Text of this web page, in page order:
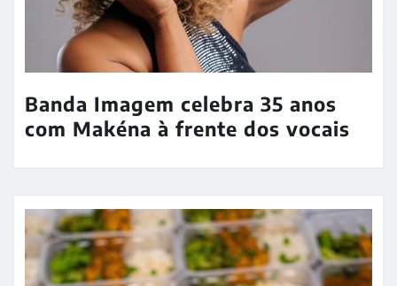
Banda Imagem celebra 35 anos
com Makéna à frente dos vocais